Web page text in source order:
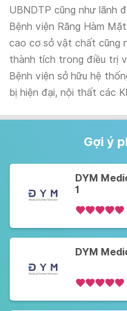
UBNDTP cũng như lãnh
Bệnh viện Răng Hàm
cao cơ sở vật chất cũng
thành tích trong điều trị
Bệnh viện sở hữu hệ
bị hiện đại, nội thất các
Gợi ý
DYM
1
DYM